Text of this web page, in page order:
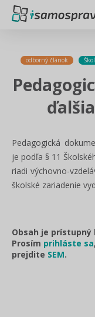
odborný článok
Pedagogická
je podľa § 11
riadi výchovno-
školské zariadenie
Obsah je
Prosím prihláste sa
prejdite SEM.